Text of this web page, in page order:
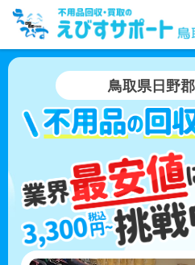
鳥取県日野